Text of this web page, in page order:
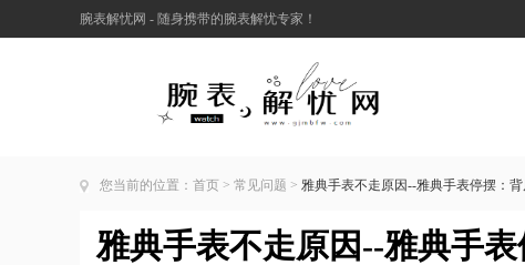
腕表解忧网 - 随身携带的腕表解忧专家！
您当前的位置： 首页 > 常见问题 > 雅典手表不走原因--雅典手表停摆：
雅典手表不走原因--雅典手